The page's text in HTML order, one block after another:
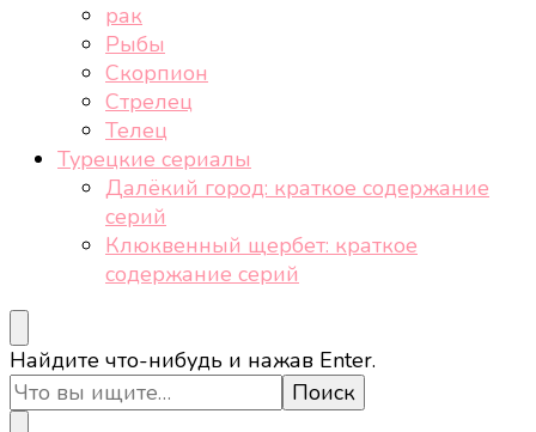
рак
Рыбы
Скорпион
Стрелец
Телец
Турецкие сериалы
Далёкий город: краткое содержание
серий
Клюквенный щербет: краткое
содержание серий
Ищите
что-
то?
Найдите что-нибудь и нажав Enter.